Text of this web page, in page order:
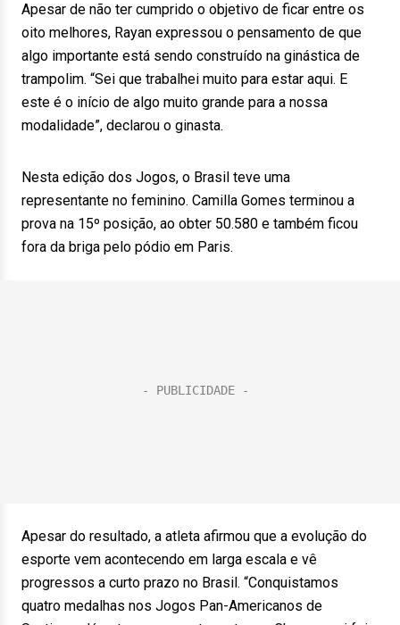
Apesar de não ter cumprido o objetivo de ficar entre os
oito melhores, Rayan expressou o pensamento de que
algo importante está sendo construído na ginástica de
trampolim. “Sei que trabalhei muito para estar aqui. E
este é o início de algo muito grande para a nossa
modalidade”, declarou o ginasta.
Nesta edição dos Jogos, o Brasil teve uma
representante no feminino. Camilla Gomes terminou a
prova na 15º posição, ao obter 50.580 e também ficou
fora da briga pelo pódio em Paris.
Apesar do resultado, a atleta afirmou que a evolução do
esporte vem acontecendo em larga escala e vê
progressos a curto prazo no Brasil. “Conquistamos
quatro medalhas nos Jogos Pan-Americanos de